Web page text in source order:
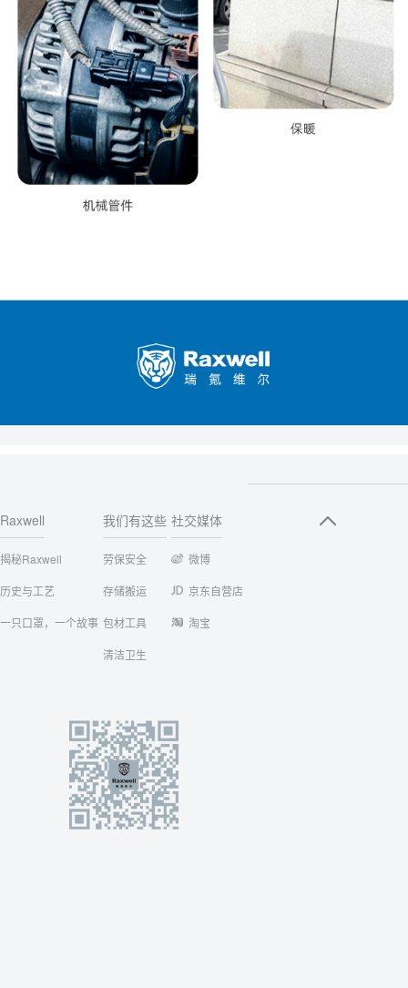
Raxwell
揭秘Raxwell
历史与工艺
一只口罩，一个故事
我们有这些
劳保安全
存储搬运
包材工具
清洁卫生
社交媒体
微博
京东自营店
淘宝